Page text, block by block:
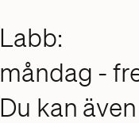
Labb:
måndag -
Du kan